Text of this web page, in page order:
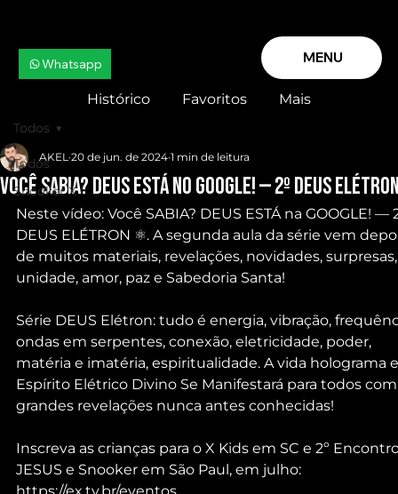
MENU
Whatsapp
Histórico Favoritos Mais
Todos
Snooker X
Todos
Você SABIA? DEUS ESTÁ no GOOGLE! — 2º DEUS
AKEL 20 de jun. de 2024 1 min de leitura
Neste vídeo: Você SABIA? DEUS ESTÁ na GOOGLE! —
DEUS ELÉTRON ⚛️. A segunda aula da série vem
de muitos materiais, revelações, novidades,
unidade, amor, paz e Sabedoria Santa!
Série DEUS Elétron: tudo é energia, vibração,
ondas em serpentes, conexão, eletricidade, poder,
matéria e imatéria, espiritualidade. A vida holograma
Espírito Elétrico Divino Se Manifestará para todos
grandes revelações nunca antes conhecidas!
Inscreva as crianças para o X Kids em SC e 2º
JESUS e Snooker em São Paul, em julho: